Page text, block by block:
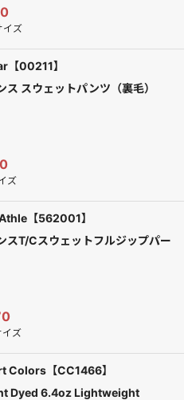
イズ
【00211】
ス スウェットパンツ（裏毛）
ズ
【562001】
スT/Cスウェットフルジップパー
イズ
Colors【CC1466】
Dyed 6.4oz Lightweight